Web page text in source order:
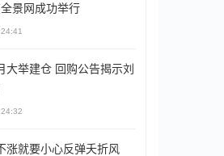
景网成功举行
大举建仓 回购公告揭示刘
涨就要小心反弹夭折风